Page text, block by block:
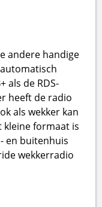
andere handige
als de RDS-
heeft de radio
als wekker kan
formaat is
en buitenhuis
wekkerradio